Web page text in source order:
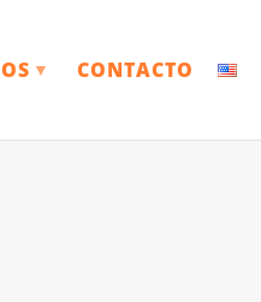
▼ CONTACTO